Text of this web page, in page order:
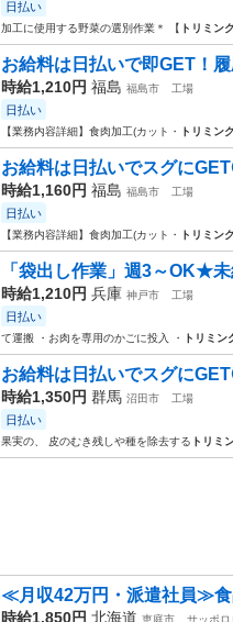
日払い
加工に使用する野菜の選別作業＊ 【 トリミン
お給料は日払いで即GET！
時給1,210円 福島 福島市 工場
日払い
【業務内容詳細】食肉加工(カット・ トリミン
お給料は日払いでスグに
時給1,160円 福島 福島市 工場
日払い
【業務内容詳細】食肉加工(カット・ トリミン
「袋出し作業」週3～OK★
時給1,210円 兵庫 神戸市 工場
日払い
て運搬 ・お肉を専用のかごに投入 ・ トリミン
お給料は日払いでスグに
時給1,350円 群馬 沼田市 工場
日払い
果実の、 皮のむき残しや種を除去する トリミ
≪月収42万円・派遣社員≫食
時給1,850円 北海道 恵庭市 サッポロ